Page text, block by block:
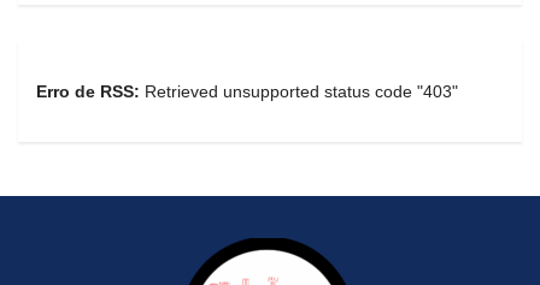
Erro de RSS: Retrieved unsupported status code "403"